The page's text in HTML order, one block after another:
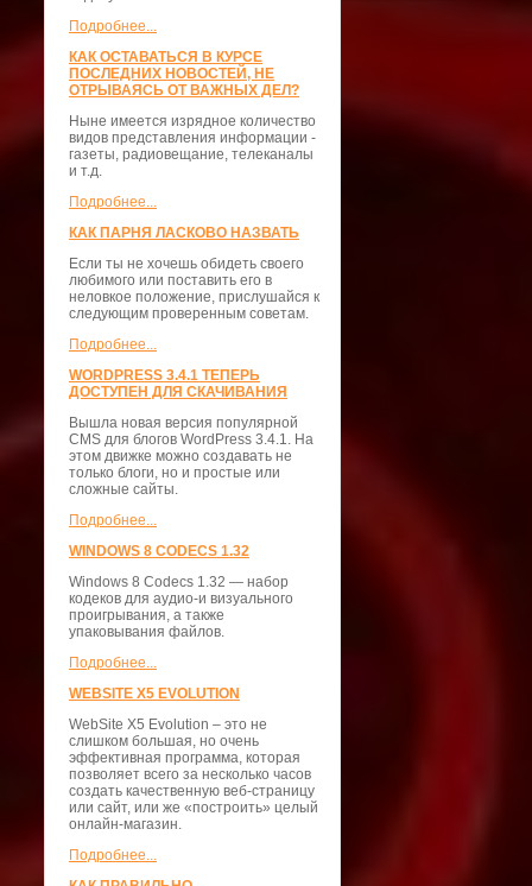
Подробнее...
КАК ОСТАВАТЬСЯ В КУРСЕ
ПОСЛЕДНИХ НОВОСТЕЙ, НЕ
ОТРЫВАЯСЬ ОТ ВАЖНЫХ ДЕЛ?
Ныне имеется изрядное количество
видов представления информации -
газеты, радиовещание, телеканалы
и т.д.
Подробнее...
КАК ПАРНЯ ЛАСКОВО НАЗВАТЬ
Если ты не хочешь обидеть своего
любимого или поставить его в
неловкое положение, прислушайся к
следующим проверенным советам.
Подробнее...
WORDPRESS 3.4.1 ТЕПЕРЬ
ДОСТУПЕН ДЛЯ СКАЧИВАНИЯ
Вышла новая версия популярной
CMS для блогов WordPress 3.4.1. На
этом движке можно создавать не
только блоги, но и простые или
сложные сайты.
Подробнее...
WINDOWS 8 CODECS 1.32
Windows 8 Codecs 1.32 — набор
кодеков для аудио-и визуального
проигрывания, а также
упаковывания файлов.
Подробнее...
WEBSITE X5 EVOLUTION
WebSite X5 Evolution – это не
слишком большая, но очень
эффективная программа, которая
позволяет всего за несколько часов
создать качественную веб-страницу
или сайт, или же «построить» целый
онлайн-магазин.
Подробнее...